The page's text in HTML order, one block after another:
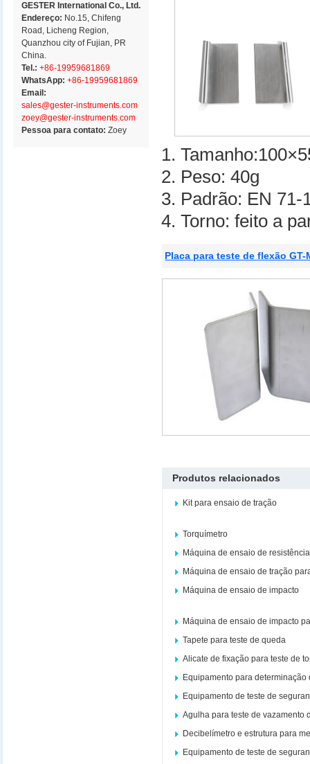
GESTER International Co., Ltd.
Endereço: No.15, Chifeng
Road, Licheng Region,
Quanzhou city of Fujian, PR
China.
Tel.: +86-19959681869
WhatsApp: +86-19959681869
Email:
sales@gester-instruments.com
zoey@gester-instruments.com
Pessoa para contato:Zoey
1.
2. Peso: 40g
3. Padrão: EN 71-
4. Torno: feito a
Placa para teste de flexão GT-
Produtos relacionados
Kit para ensaio de tração
Torquímetro
Máquina de ensaio de
Máquina de ensaio de tração
Máquina de ensaio de impacto
Máquina de ensaio de impacto
Tapete para teste de queda
Alicate de fixação para teste de
Equipamento para determinação
Equipamento de teste de
Agulha para teste de vazamento
Decibelímetro e estrutura para
Equipamento de teste de